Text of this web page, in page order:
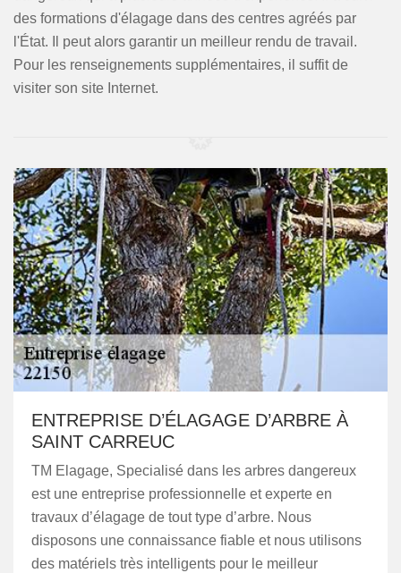
des formations d'élagage dans des centres agréés par
l'État. Il peut alors garantir un meilleur rendu de travail.
Pour les renseignements supplémentaires, il suffit de
visiter son site Internet.
ENTREPRISE D’ÉLAGAGE D’ARBRE À
SAINT CARREUC
TM Elagage, Specialisé dans les arbres dangereux
est une entreprise professionnelle et experte en
travaux d’élagage de tout type d’arbre. Nous
disposons une connaissance fiable et nous utilisons
des matériels très intelligents pour le meilleur